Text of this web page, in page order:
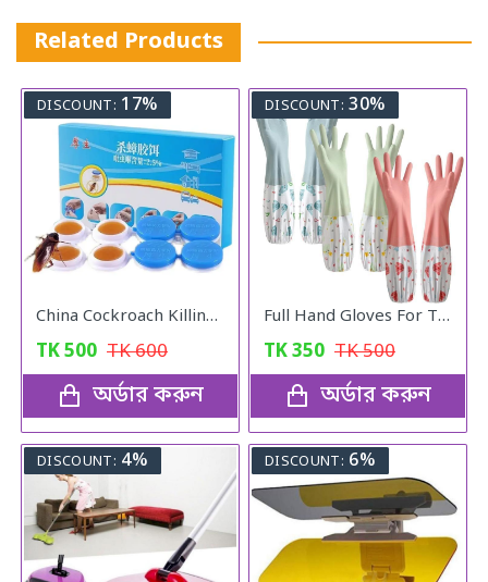
Related Products
DISCOUNT: 17%
China Cockroach Killing Catch
TK500 TK600
অর্ডার করুন
DISCOUNT: 30%
Full Hand Gloves For The Kitchen
TK350 TK500
অর্ডার করুন
DISCOUNT: 4% DISCOUNT: 6%